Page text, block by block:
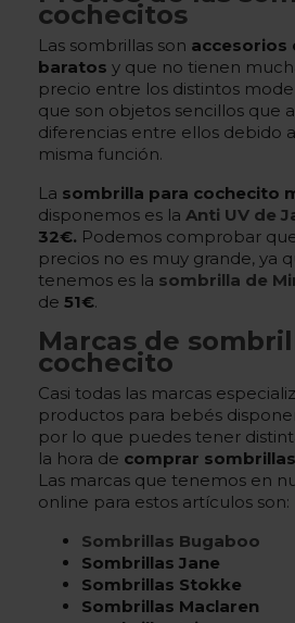
cochecitos
Las sombrillas son accesorios
baratos y que no tienen
precio entre los distintos
que son objetos sencillos que
diferencias entre ellos debido
misma función.
La sombrilla para cochecito
disponemos es la Anti UV de
32€. Podemos comprobar
precios no es muy grande, ya
tenemos es la sombrilla de
de 51€.
Marcas de
cochecito
Casi todas las marcas
productos para bebés
por lo que puedes tener
la hora de comprar
Las marcas que tenemos en
online para estos artículos son:
Sombrillas Bugaboo
Sombrillas Jane
Sombrillas Stokke
Sombrillas Maclaren